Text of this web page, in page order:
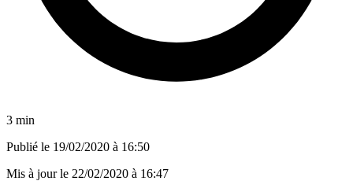
3 min
Publié le 19/02/2020 à 16:50
Mis à jour le 22/02/2020 à 16:47